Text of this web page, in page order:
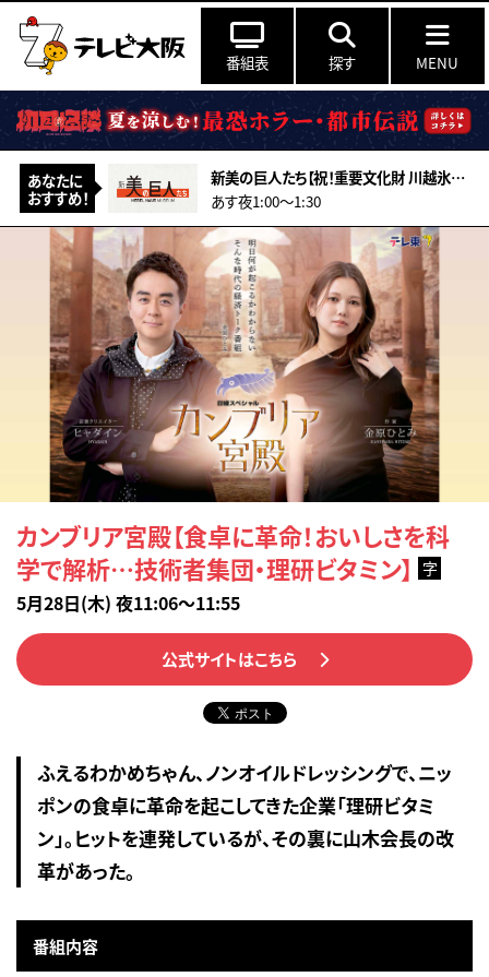
番組表 探す MENU
あなたに
おすすめ！
新美の巨人たち【祝！重要文化財 川越氷川神社本殿 超絶技巧の彫刻の謎】
あす夜1:00〜1:30
カンブリア宮殿【食卓に革命！おいしさを科
学で解析…技術者集団・理研ビタミン】
字
5月28日(木) 夜11:06～11:55
公式サイトはこちら
ふえるわかめちゃん、ノンオイルドレッシングで、ニッ
ポンの食卓に革命を起こしてきた企業「理研ビタミ
ン」。ヒットを連発しているが、その裏に山木会長の改
革があった。
番組内容